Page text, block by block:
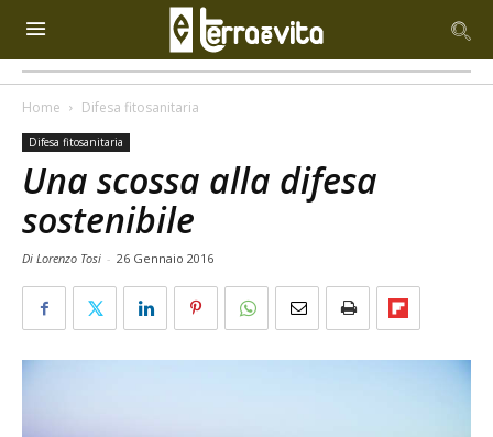
Home Difesa fitosanitaria
Difesa fitosanitaria
Una scossa alla difesa
sostenibile
Di Lorenzo Tosi - 26 Gennaio 2016